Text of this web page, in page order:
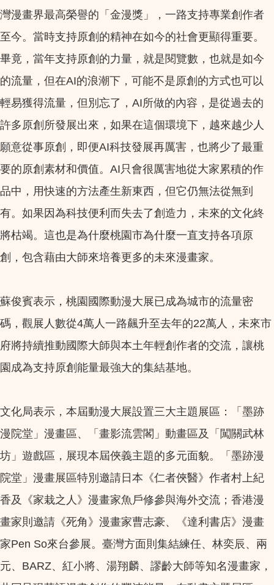
灣漫畫界最高榮譽的「金漫獎」，一路支持專業創作者
至今。當時支持原創的精神在如今的社會更顯得重要。
畢竟，當年支持原創的力量，就是閱覽數，也就是如今
的流量，但在AI的浪潮下，可能不是原創的方式也可以
輕易獲得流量，但別忘了，AI所做的內容，是從過去的
許多原創所發展出來，如果在這個環境下，越來越少人
願意從事原創，即便AI科技發展再厲害，也將少了最重
要的原創素材和價值。AI只會很厲害地從大家累積的作
品中，用快速的方法產生新東西，但它仍無法從無到
有。如果因為科技便利而失去了創造力，未來的文化終
將枯竭。這也是為什麼桃園市為什麼一直支持各項原
創，包含藉由大師來培養更多的未來漫畫家。
蘇俊賓表示，桃園國際動漫大展已成為城市的流量密
碼，觀展人數從4萬人一路飆升至去年的22萬人，未來市
府將持續推動國際大師與本土年輕創作者的交流，讓桃
園成為支持原創能量最強大的集結基地。
文化局表示，本屆動漫大展設置三大主題展區：「墨跡
漫院堂」漫畫區、「畫影流雲閣」動畫區及「闖關武林
坊」遊戲區，展現本屆俠義主題的多元面貌。「墨跡漫
院堂」漫畫展區特別邀請日本《仁者俠醫》作者村上紀
香及《家栽之人》漫畫家魚戶修參與海外交流；香港漫
畫家則邀請《死角》漫畫家曹志豪、《達利書店》漫畫
家Pen So來台參展。臺灣方面則集結練任、林奕辰、兩
元、BARZ、紅小將、湯翔麟、謬齡大師等知名漫畫家，